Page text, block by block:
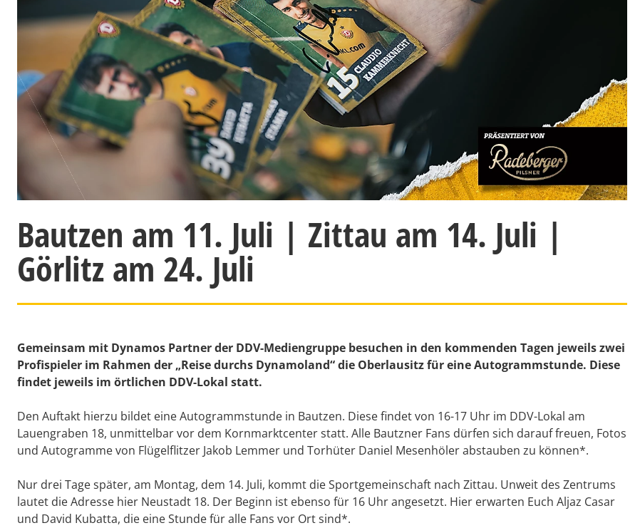
Bautzen am 11. Juli | Zittau am 14. Juli |
Görlitz am 24. Juli
Gemeinsam mit Dynamos Partner der DDV-Mediengruppe besuchen in den kommenden Tagen jeweils zwei
Profispieler im Rahmen der „Reise durchs Dynamoland“ die Oberlausitz für eine Autogrammstunde. Diese
findet jeweils im örtlichen DDV-Lokal statt.
Den Auftakt hierzu bildet eine Autogrammstunde in Bautzen. Diese findet von 16-17 Uhr im DDV-Lokal am
Lauengraben 18, unmittelbar vor dem Kornmarktcenter statt. Alle Bautzner Fans dürfen sich darauf freuen, Fotos
und Autogramme von Flügelflitzer Jakob Lemmer und Torhüter Daniel Mesenhöler abstauben zu können*.
Nur drei Tage später, am Montag, dem 14. Juli, kommt die Sportgemeinschaft nach Zittau. Unweit des Zentrums
lautet die Adresse hier Neustadt 18. Der Beginn ist ebenso für 16 Uhr angesetzt. Hier erwarten Euch Aljaz Casar
und David Kubatta, die eine Stunde für alle Fans vor Ort sind*.